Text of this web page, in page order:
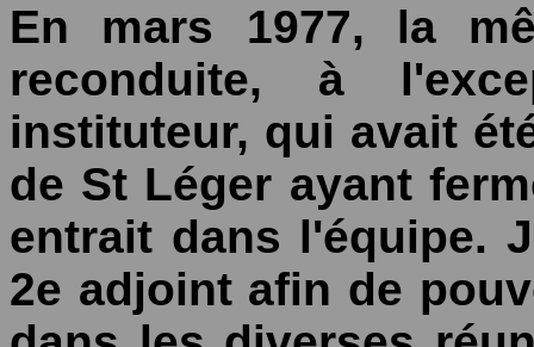
En mars 1977, la
reconduite, à
instituteur, qui avait
de St Léger ayant
entrait dans l'équipe.
2e adjoint afin de